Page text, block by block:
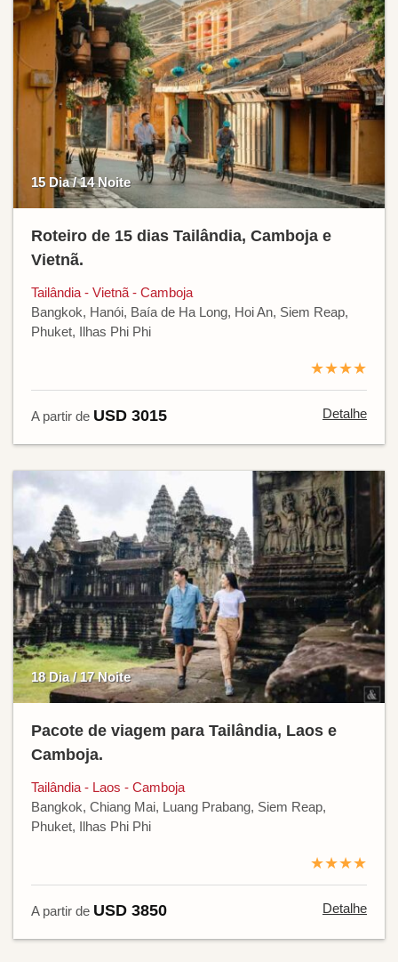
15 Dia / 14 Noite
Roteiro de 15 dias Tailândia, Camboja e
Vietnã.
Tailândia - Vietnã - Camboja
Bangkok, Hanói, Baía de Ha Long, Hoi An, Siem Reap,
Phuket, Ilhas Phi Phi
★★★★
A partir de USD 3015 Detalhe
18 Dia / 17 Noite
Pacote de viagem para Tailândia, Laos e
Camboja.
Tailândia - Laos - Camboja
Bangkok, Chiang Mai, Luang Prabang, Siem Reap,
Phuket, Ilhas Phi Phi
★★★★
A partir de USD 3850 Detalhe